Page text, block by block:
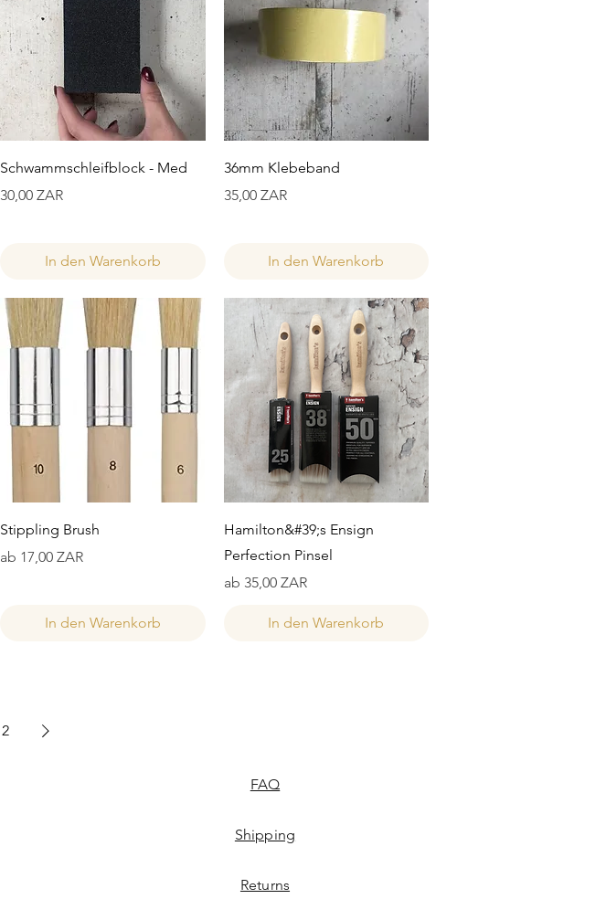
Schnellansicht
Schwammschleifblock - Med
Preis
30,00 ZAR
In den Warenkorb
Schnellansicht
36mm Klebeband
Preis
35,00 ZAR
In den Warenkorb
Schnellansicht
Stippling Brush
ab 17,00 ZAR
Sale-Preis
In den Warenkorb
Schnellansicht
Hamilton&#39;s Ensign
Perfection Pinsel
ab 35,00 ZAR
Sale-Preis
In den Warenkorb
2
FAQ
Shipping
Returns